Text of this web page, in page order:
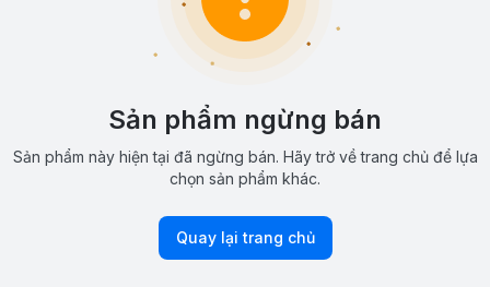
Sản phẩm ngừng bán
Sản phẩm này hiện tại đã ngừng bán. Hãy trở về trang chủ để lựa
chọn sản phẩm khác.
Quay lại trang chủ